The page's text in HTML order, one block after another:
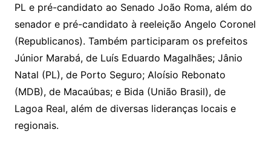
PL e pré-candidato ao Senado João Roma, além do
senador e pré-candidato à reeleição Angelo Coronel
(Republicanos). Também participaram os prefeitos
Júnior Marabá, de Luís Eduardo Magalhães; Jânio
Natal (PL), de Porto Seguro; Aloísio Rebonato
(MDB), de Macaúbas; e Bida (União Brasil), de
Lagoa Real, além de diversas lideranças locais e
regionais.